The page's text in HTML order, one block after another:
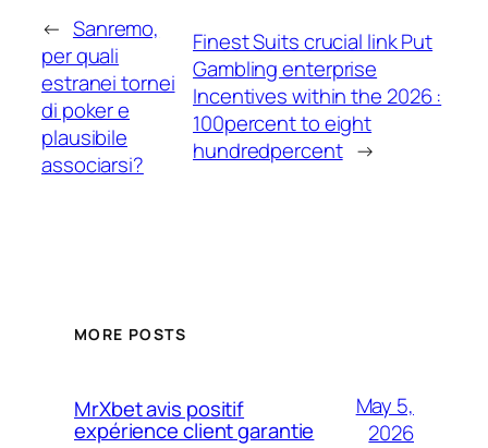
← Sanremo,
per quali
estranei tornei
di poker e
plausibile
associarsi?
Finest Suits crucial link Put
Gambling enterprise
Incentives within the 2026 :
100percent to eight
hundredpercent →
MORE POSTS
MrXbet avis positif
expérience client garantie
May 5,
2026